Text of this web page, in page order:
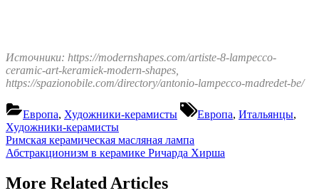
Источники: https://modernshapes.com/artiste-8-lampecco-
ceramic-art-keramiek-modern-shapes,
https://spazionobile.com/directory/antonio-lampecco-madredet-be/
Европа, Художники-керамисты
Tags:
Европа, Итальянцы,
Художники-керамисты
Навигация
по
записям
Previous
Post:
Римская керамическая масляная лампа
Next
Абстракционизм в керамике Ричарда Хирша
More Related Articles